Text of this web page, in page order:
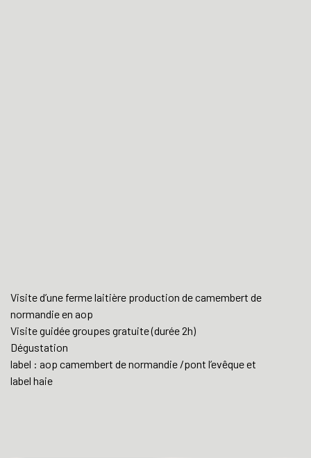
Visite d’une ferme laitière production de camembert de
normandie en aop
Visite guidée groupes gratuite (durée 2h)
Dégustation
label : aop camembert de normandie /pont l’evêque et
label haie